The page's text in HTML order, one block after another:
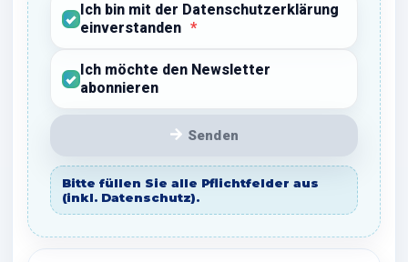
Ich bin mit der Datenschutzerklärung
einverstanden
Ich möchte den Newsletter
abonnieren
Senden
Bitte füllen Sie alle Pflichtfelder aus
(inkl. Datenschutz).